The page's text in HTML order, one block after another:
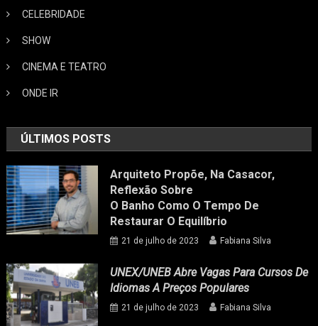
CELEBRIDADE
SHOW
CINEMA E TEATRO
ONDE IR
ÚLTIMOS POSTS
Arquiteto Propõe, Na Casacor,
Reflexão Sobre
O Banho Como O Tempo De
Restaurar O Equilíbrio
21 de julho de 2023 Fabiana Silva
UNEX/UNEB Abre Vagas Para Cursos De
Idiomas A Preços Populares
21 de julho de 2023 Fabiana Silva